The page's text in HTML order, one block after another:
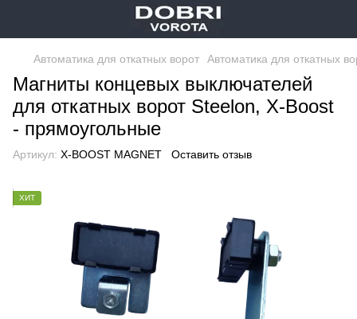
Автоматика для откатных ворот Автоматика для откатных
Магниты концевых выключателей
для откатных ворот Steelon, X-Boost
- прямоугольные
Артикул: X-BOOST MAGNET Оставить отзыв
ХИТ